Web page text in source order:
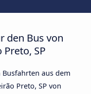
den Bus von
Preto, SP
aus dem
Preto, SP von